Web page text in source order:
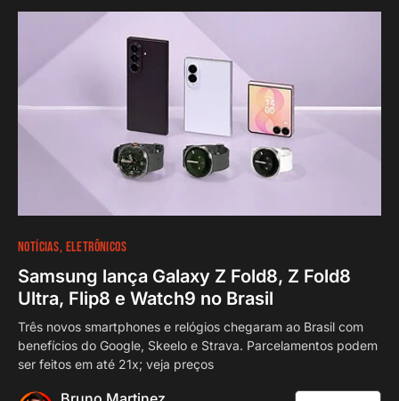
NOTÍCIAS ELETRÔNICOS
Samsung lança Galaxy Z Fold8, Z Fold8
Ultra, Flip8 e Watch9 no Brasil
Três novos smartphones e relógios chegaram ao Brasil com
benefícios do Google, Skeelo e Strava. Parcelamentos podem
ser feitos em até 21x; veja preços